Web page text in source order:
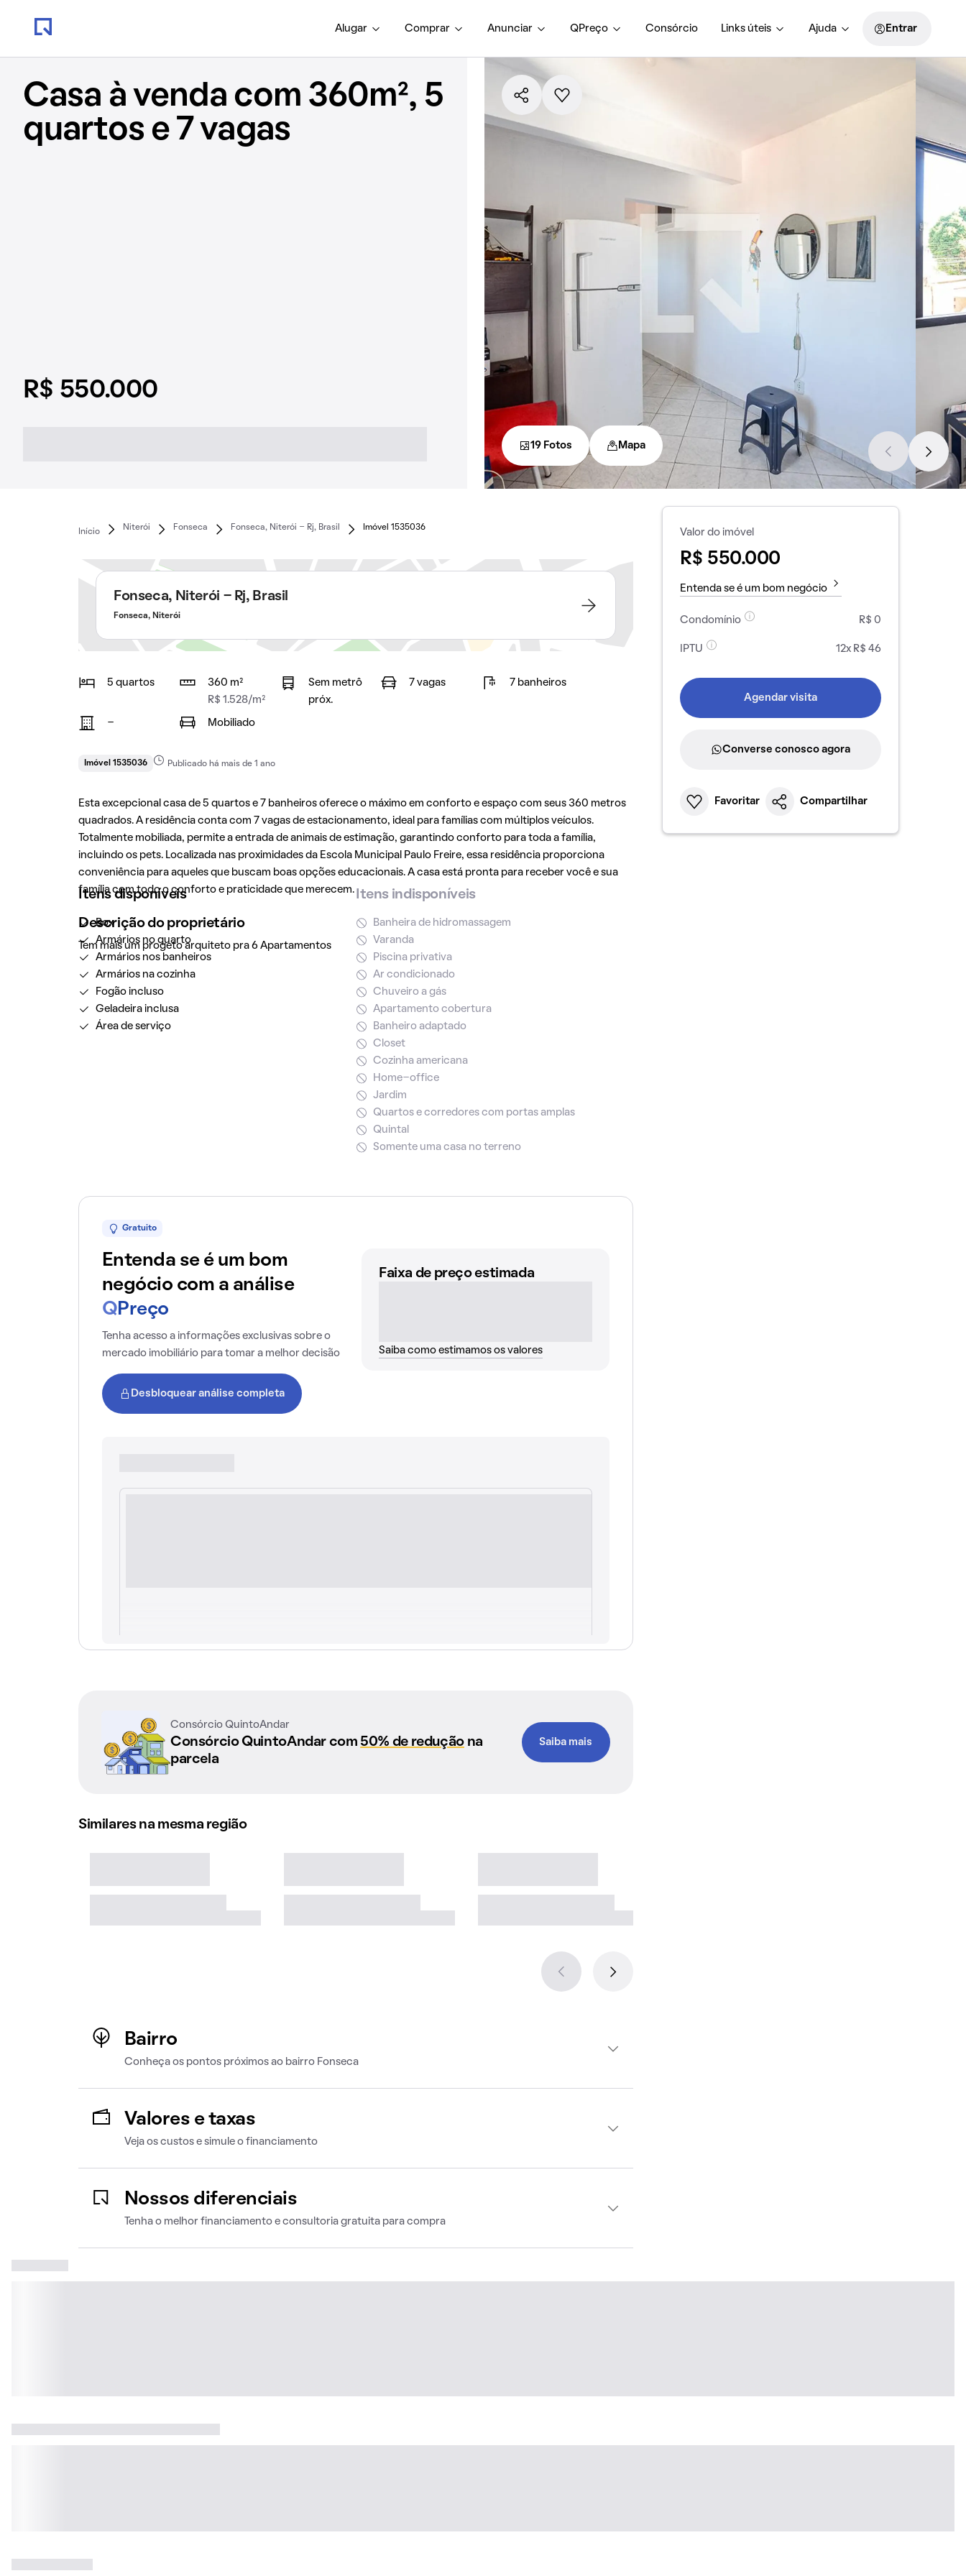
Alugar Comprar Anunciar QPreço Consórcio Links úteis Ajuda Entrar
Casa à venda com 360m², 5
quartos e 7 vagas
R$ 550.000
19 Fotos Mapa
Início
Niterói Fonseca Fonseca, Niterói - Rj, Brasil Imóvel 1535036
Fonseca, Niterói - Rj, Brasil
Fonseca, Niterói
5 quartos
360 m²
R$ 1.528/m²
Sem metrô
próx.
7 vagas 7 banheiros
- Mobiliado
Imóvel 1535036 Publicado há mais de 1 ano
Esta excepcional casa de 5 quartos e 7 banheiros oferece o máximo em conforto e espaço com seus 360 metros
quadrados. A residência conta com 7 vagas de estacionamento, ideal para famílias com múltiplos veículos.
Totalmente mobiliada, permite a entrada de animais de estimação, garantindo conforto para toda a família,
incluindo os pets. Localizada nas proximidades da Escola Municipal Paulo Freire, essa residência proporciona
conveniência para aqueles que buscam boas opções educacionais. A casa está pronta para receber você e sua
família com todo o conforto e praticidade que merecem.
Descrição do proprietário
Tem mais um progeto arquiteto pra 6 Apartamentos
Itens disponíveis
Box
Armários no quarto
Armários nos banheiros
Armários na cozinha
Fogão incluso
Geladeira inclusa
Área de serviço
Itens indisponíveis
Banheira de hidromassagem
Varanda
Piscina privativa
Ar condicionado
Chuveiro a gás
Apartamento cobertura
Banheiro adaptado
Closet
Cozinha americana
Home-office
Jardim
Quartos e corredores com portas amplas
Quintal
Somente uma casa no terreno
Gratuito
Entenda se é um bom
negócio com a análise
Q Preço
Tenha acesso a informações exclusivas sobre o
mercado imobiliário para tomar a melhor decisão
Desbloquear análise completa
Faixa de preço estimada
Saiba como estimamos os valores
Consórcio QuintoAndar
Consórcio QuintoAndar com 50% de reduçãona
parcela
Saiba mais
Similares na mesma região
Bairro
Conheça os pontos próximos ao bairro Fonseca
Valores e taxas
Veja os custos e simule o financiamento
Nossos diferenciais
Tenha o melhor financiamento e consultoria gratuita para compra
Valor do imóvel
R$ 550.000
Entenda se é um bom negócio
Condomínio R$ 0
IPTU 12x R$ 46
Agendar visita
Converse conosco agora
Favoritar Compartilhar